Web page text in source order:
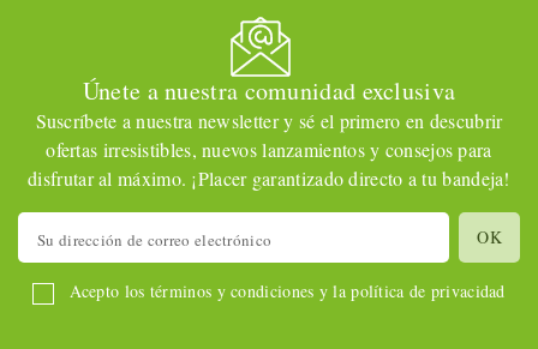
Únete a nuestra comunidad exclusiva
Suscríbete a nuestra newsletter y sé el primero en descubrir
ofertas irresistibles, nuevos lanzamientos y consejos para
disfrutar al máximo. ¡Placer garantizado directo a tu bandeja!
Acepto los términos y condiciones y la política de privacidad